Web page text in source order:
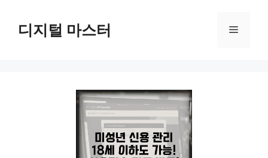
디지털 마스터 메